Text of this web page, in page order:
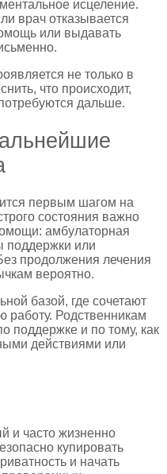
исцеление.
врач отказывается
или выдавать
не только в
что происходит,
дальше.
первым шагом на
состояния важно
амбулаторная
поддержки или
продолжения лечения
вероятно.
базой, где сочетают
работу. Родственникам
поддержке и по тому, как
действиями или
и часто жизненно
купировать
и начать